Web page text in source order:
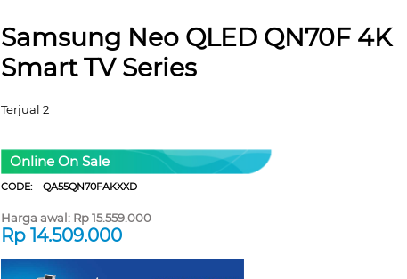
Samsung Neo QLED QN70F 4K
Smart TV Series
Terjual 2
Online On Sale
CODE:QA55QN70FAKXXD
Harga awal:Rp15.559.000
Rp14.509.000